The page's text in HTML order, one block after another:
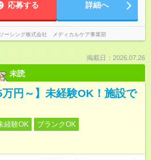
応募する 詳細へ
ーシング株式会社 メディカルケア事業部
掲載日：2026.07.26
未読
万円～】未経験OK！施設で
経験OK
ブランクOK